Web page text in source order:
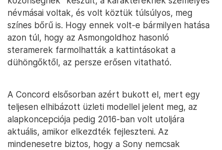
névmásai voltak, és volt köztük túlsúlyos, meg
színes bőrű is. Hogy ennek volt-e bármilyen hatása
azon túl, hogy az Asmongoldhoz hasonló
steramerek farmolhatták a kattintásokat a
dühöngőktől, az persze erősen vitatható.
A Concord elsősorban azért bukott el, mert egy
teljesen elhibázott üzleti modellel jelent meg, az
alapkoncepciója pedig 2016-ban volt utoljára
aktuális, amikor elkezdték fejleszteni. Az
mindenesetre biztos, hogy a Sony nemcsak